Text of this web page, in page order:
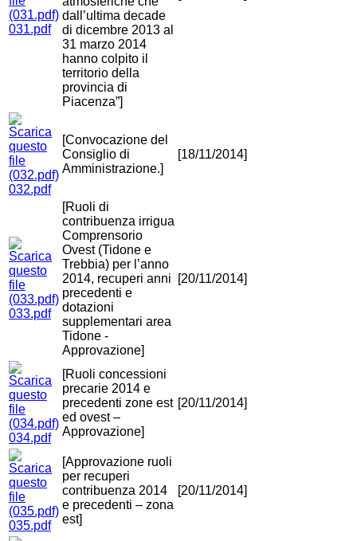
031.pdf
dall’ultima decade
di dicembre 2013 al
31 marzo 2014
hanno colpito il
territorio della
provincia di
Piacenza”]
032.pdf
[Convocazione del
Consiglio di
Amministrazione.]
[18/11/2014]
033.pdf
[Ruoli di
contribuenza irrigua
Comprensorio
Ovest (Tidone e
Trebbia) per l’anno
2014, recuperi anni
precedenti e
dotazioni
supplementari area
Tidone -
Approvazione]
[20/11/2014]
034.pdf
[Ruoli concessioni
precarie 2014 e
precedenti zone est
ed ovest –
Approvazione]
[20/11/2014]
035.pdf
[Approvazione ruoli
per recuperi
contribuenza 2014
e precedenti – zona
est]
[20/11/2014]